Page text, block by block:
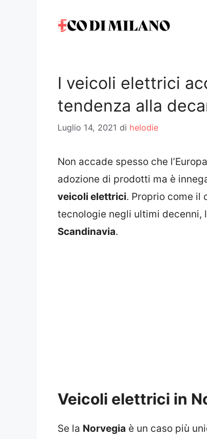
I veicoli elettrici
tendenza alla
Luglio 14, 2021 di helodie
Non accade spesso che
adozione di prodotti ma è
veicoli elettrici. Proprio come il
tecnologie negli ultimi decenni,
Scandinavia.
Veicoli elettrici in
Se la Norvegia è un caso più